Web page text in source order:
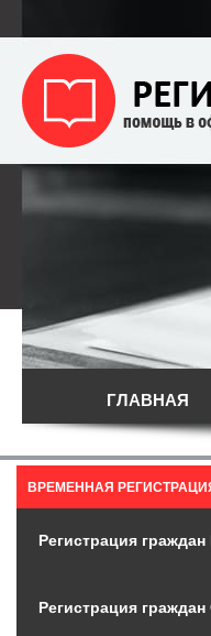
ГЛАВНАЯ
ВРЕМЕННАЯ
Регистрация
Регистрация